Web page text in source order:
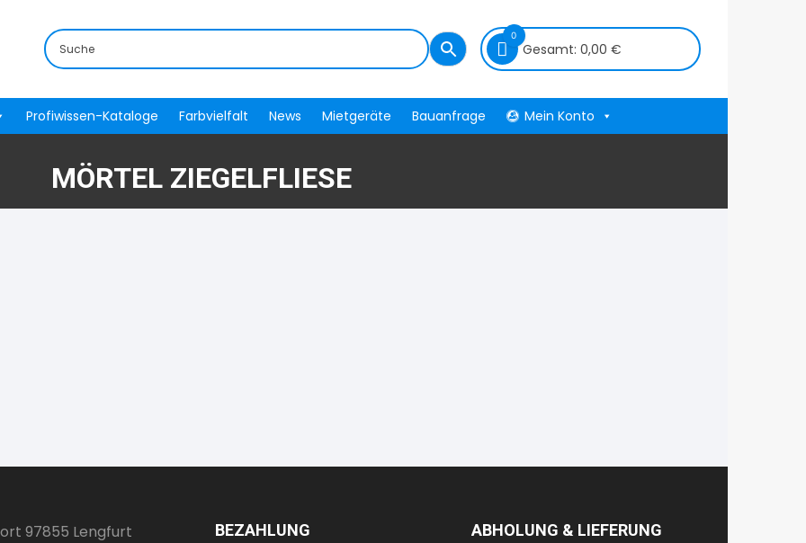
0
Gesamt: 0,00 €
Profiwissen-Kataloge Farbvielfalt News Mietgeräte Bauanfrage Mein Konto
MÖRTEL ZIEGELFLIESE
97855 Lengfurt BEZAHLUNG ABHOLUNG & LIEFERUNG